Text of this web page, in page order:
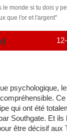
le monde si tu dois y
que l'or et l'argent"
psychologique,
qui ont été
Southgate. Et ils
être décisif aux